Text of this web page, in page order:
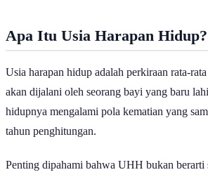
Apa Itu Usia Harapan Hidup?
Usia harapan hidup adalah perkiraan rata-
akan dijalani oleh seorang bayi yang baru
hidupnya mengalami pola kematian yang
tahun penghitungan.
Penting dipahami bahwa UHH bukan berarti